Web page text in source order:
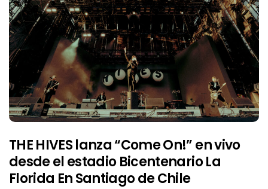
THE HIVES lanza “Come On!” en vivo
desde el estadio Bicentenario La
Florida En Santiago de Chile